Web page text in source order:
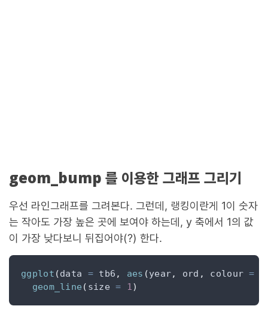
geom_bump 를 이용한 그래프 그리기
우선 라인그래프를 그려본다. 그런데, 랭킹이란게 1이 숫자
는 작아도 가장 높은 곳에 보여야 하는데, y 축에서 1의 값
이 가장 낮다보니 뒤집어야(?) 한다.
ggplot (data = tb6 , aes (year, ord , colour =
geom_line ( size = 1 )